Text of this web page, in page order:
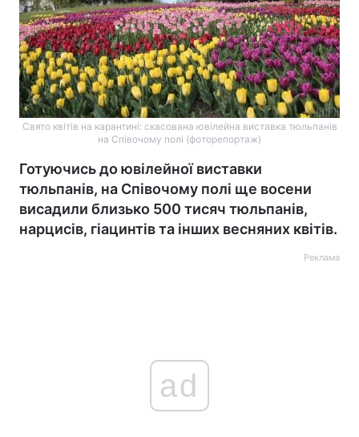
Свято квітів на карантині: скасована ювілейна виставка тюльпанів
на Співочому полі (фоторепортаж)
Готуючись до ювілейної виставки
тюльпанів, на Співочому полі ще восени
висадили близько 500 тисяч тюльпанів,
нарцисів, гіацинтів та інших весняних квітів.
Реклама
ad